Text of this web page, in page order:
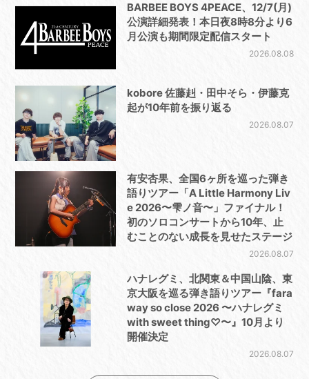
BARBEE BOYS 4PEACE、12/7(月)
公演詳細発表！本日夜8時8分より6
月公演も期間限定配信スタート
2026.08.08
kobore 佐藤赳・田中そら・伊藤克
起が10年前を振り返る
2026.08.07
有安杏果、全国6ヶ所を巡った弾き
語りツアー「A Little Harmony Liv
e 2026〜雫ノ音〜」ファイナル！
初のソロコンサートから10年、止
むことのない成長を見せたステージ
2026.08.07
ハナレグミ、北関東＆中国山陰、東
京大阪を巡る弾き語りツアー『fara
way so close 2026 〜ハナレグミ
with sweet thing♡〜』10月より
開催決定
2026.08.07